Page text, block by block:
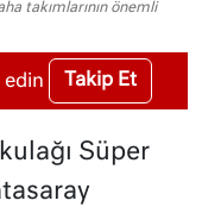
takımlarının önemli
edin Takip Et
Süper